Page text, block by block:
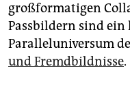
großformatigen
Passbildern sind ein
Paralleluniversum
und Fremdbildnisse.